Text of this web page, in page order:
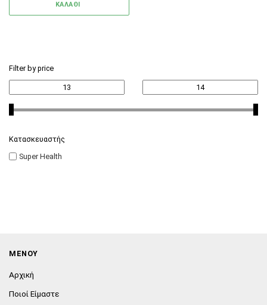
ΚΑΛΑΘΙ
Filter by price
Κατασκευαστής
Super Health
ΜΕΝΟΥ
Αρχική
Ποιοί Είμαστε